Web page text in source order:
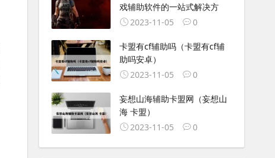
戏辅助软件的一站式解决方
2023-11-05
0
卡盟有cf辅助吗（卡盟有cf辅
助吗安卓）
2023-11-05
0
妄想山海辅助卡盟网（妄想山
海 卡盟）
2023-11-05
0